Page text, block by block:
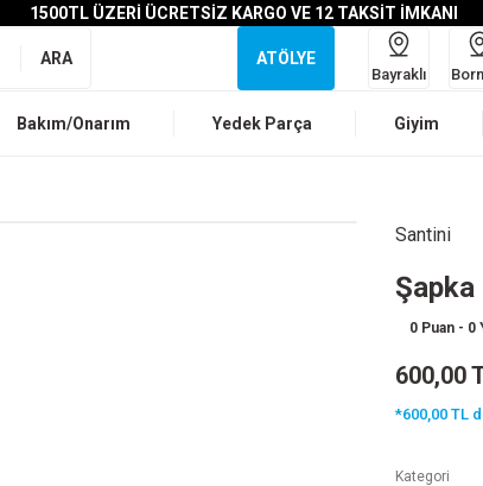
1500TL ÜZERİ ÜCRETSİZ KARGO VE 12 TAKSİT İMKANI
ARA ATÖLYE
Bayraklı
Bakım/Onarım Yedek Parça Giyim
Santini
0 Puan - 0
600,00
*600,00 TL
Kategori